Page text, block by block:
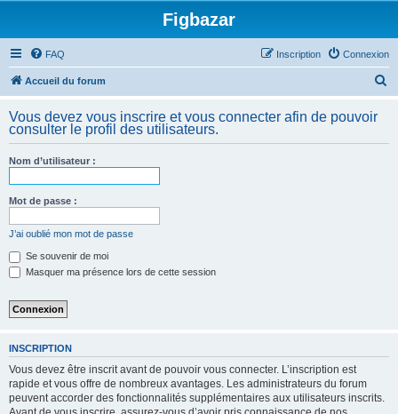
Figbazar
FAQ Connexion
Inscription
Accueil du forum
h
Vous devez vous inscrire et vous connecter afin de pouvoir
consulter le profil des utilisateurs.
Nom d’utilisateur :
Mot de passe :
J’ai oublié mon mot de passe
Se souvenir de moi
Masquer ma présence lors de cette session
INSCRIPTION
Vous devez être inscrit avant de pouvoir vous connecter. L’inscription est
rapide et vous offre de nombreux avantages. Les administrateurs du forum
peuvent accorder des fonctionnalités supplémentaires aux utilisateurs inscrits.